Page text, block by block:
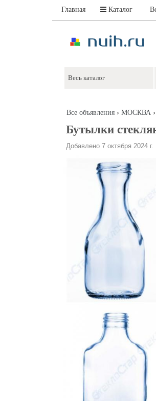
Главная Каталог
Все объявления› МОСКВА ›
Бутылки
Добавлено 7 октября 2024 г.